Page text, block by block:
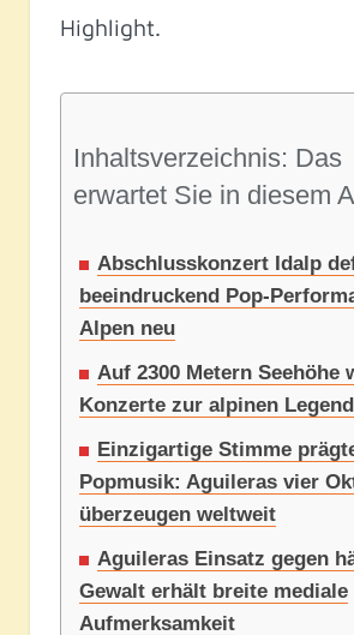
Highlight.
Inhaltsverzeichnis: Das
erwartet Sie in diesem
Abschlusskonzert Idalp
beeindruckend Pop-
Alpen neu
Auf 2300 Metern Seehöhe
Konzerte zur alpinen
Einzigartige Stimme
Popmusik: Aguileras vier
überzeugen weltweit
Aguileras Einsatz gegen
Gewalt erhält breite mediale
Aufmerksamkeit